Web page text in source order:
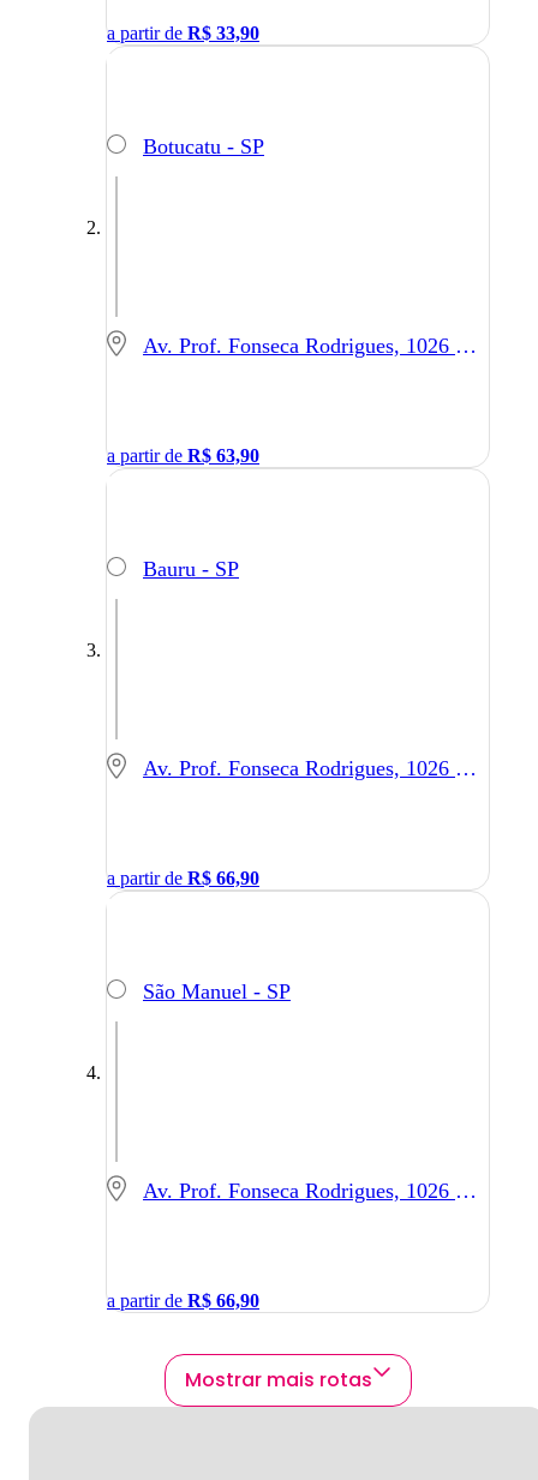
a partir de R$ 33,90
Botucatu - SP
Av. Prof. Fonseca Rodrigues, 1026 - São Paulo - SP
a partir de R$ 63,90
Bauru - SP
Av. Prof. Fonseca Rodrigues, 1026 - São Paulo - SP
a partir de R$ 66,90
São Manuel - SP
Av. Prof. Fonseca Rodrigues, 1026 - São Paulo - SP
a partir de R$ 66,90
Mostrar mais rotas